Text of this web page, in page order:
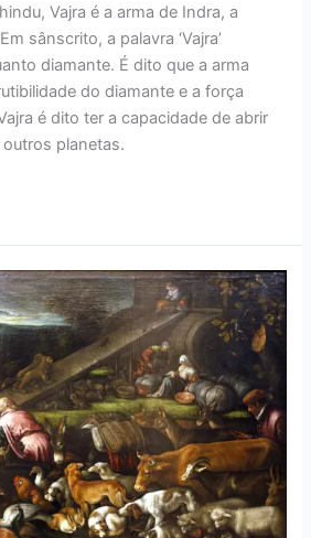
Vajra é a arma de Indra, a
sânscrito, a palavra ‘Vajra’
diamante. É dito que a arma
do diamante e a força
é dito ter a capacidade de abrir
planetas.